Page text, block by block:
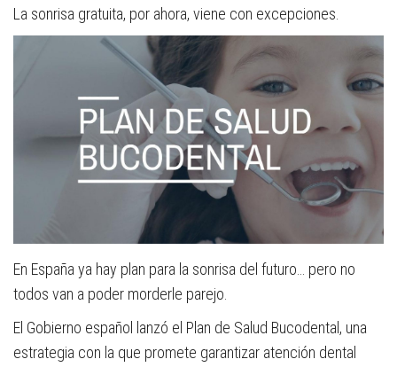
La sonrisa gratuita, por ahora, viene con excepciones.
En España ya hay plan para la sonrisa del futuro… pero no
todos van a poder morderle parejo.
El Gobierno español lanzó el Plan de Salud Bucodental, una
estrategia con la que promete garantizar atención dental